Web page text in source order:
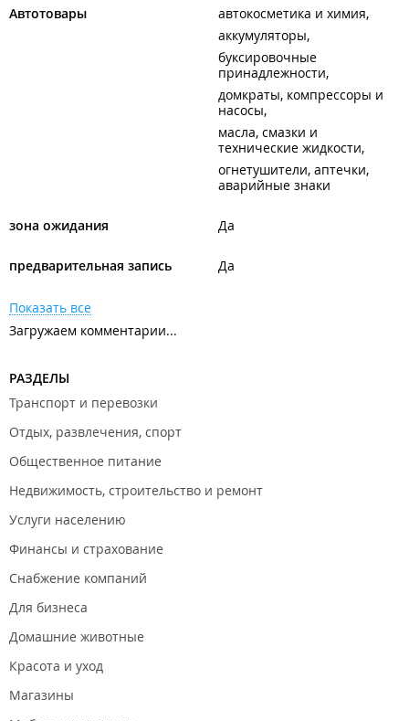
Автотовары
автокосметика и химия
аккумуляторы
буксировочные
принадлежности
домкраты, компрессоры и
насосы
масла, смазки и
технические жидкости
огнетушители, аптечки,
аварийные знаки
зона ожидания Да
предварительная запись Да
Показать все
Загружаем комментарии...
РАЗДЕЛЫ
Транспорт и перевозки
Отдых, развлечения, спорт
Общественное питание
Недвижимость, строительство и ремонт
Услуги населению
Финансы и страхование
Снабжение компаний
Для бизнеса
Домашние животные
Красота и уход
Магазины